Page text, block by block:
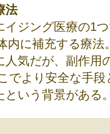
法
イジング医療の1
内に補充する療
人気だが、副作用
でより安全な手
という背景がある